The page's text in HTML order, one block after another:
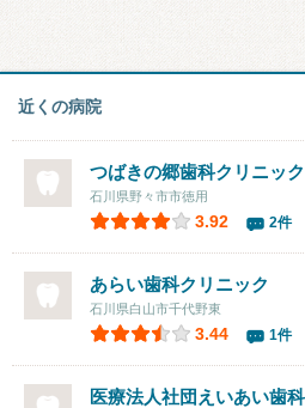
近くの病院
つばきの郷歯科クリニック
石川県野々市市徳用
3.92 2件
あらい歯科クリニック
石川県白山市千代野東
3.44 1件
医療法人社団えいあい歯